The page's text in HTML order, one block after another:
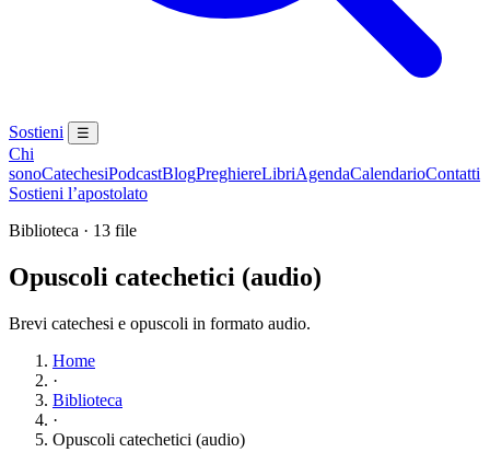
Sostieni ☰
Chi
sonoCatechesiPodcastBlogPreghiereLibriAgendaCalendarioContatti
Sostieni l’apostolato
Biblioteca · 13 file
Opuscoli catechetici (audio)
Brevi catechesi e opuscoli in formato audio.
Home
·
Biblioteca
·
Opuscoli catechetici (audio)